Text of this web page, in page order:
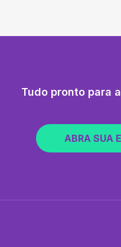
Tudo pronto para
ABRA SUA